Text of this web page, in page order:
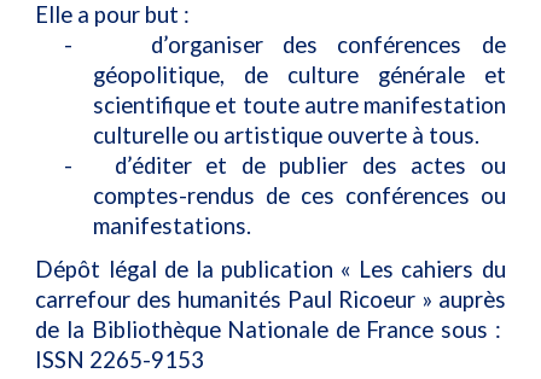
Elle a pour but :
-
d’organiser des conférences de
géopolitique, de culture générale et
scientifique et toute autre manifestation
culturelle ou artistique ouverte à tous.
-
d’éditer et de publier des actes ou
comptes-rendus de ces conférences ou
manifestations.
Dépôt légal de la publication « Les cahiers du
carrefour des humanités Paul Ricoeur » auprès
de la Bibliothèque Nationale de France sous :
ISSN 2265-9153